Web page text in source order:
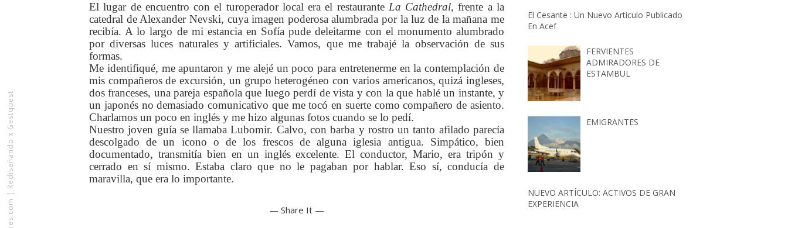
|
Rediseñando x Gestquest
El lugar de encuentro con el turoperador local era el restaurante La Cathedral, frente a la
catedral de Alexander Nevski, cuya imagen poderosa alumbrada por la luz de la mañana me
recibía. A lo largo de mi estancia en Sofía pude deleitarme con el monumento alumbrado
por diversas luces naturales y artificiales. Vamos, que me trabajé la observación de sus
formas.
Me identifiqué, me apuntaron y me alejé un poco para entretenerme en la contemplación de
mis compañeros de excursión, un grupo heterogéneo con varios americanos, quizá ingleses,
dos franceses, una pareja española que luego perdí de vista y con la que hablé un instante, y
un japonés no demasiado comunicativo que me tocó en suerte como compañero de asiento.
Charlamos un poco en inglés y me hizo algunas fotos cuando se lo pedí.
Nuestro joven guía se llamaba Lubomir. Calvo, con barba y rostro un tanto afilado parecía
descolgado de un icono o de los frescos de alguna iglesia antigua. Simpático, bien
documentado, transmitía bien en un inglés excelente. El conductor, Mario, era tripón y
cerrado en sí mismo. Estaba claro que no le pagaban por hablar. Eso sí, conducía de
maravilla, que era lo importante.
— Share It —
El Cesante : Un Nuevo Articulo Publicado
En Acef
FERVIENTES
ADMIRADORES DE
ESTAMBUL
EMIGRANTES
NUEVO ARTÍCULO: ACTIVOS DE GRAN
EXPERIENCIA